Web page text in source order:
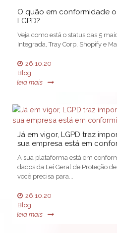
O quão em conformidade
LGPD?
Veja como está o status das 5
Integrada, Tray Corp, Shopify e
26.10.20
Blog
leia mais
Já em vigor, LGPD traz
sua empresa está em
A sua plataforma está em
dados da Lei Geral de Proteção
você precisa para...
26.10.20
Blog
leia mais